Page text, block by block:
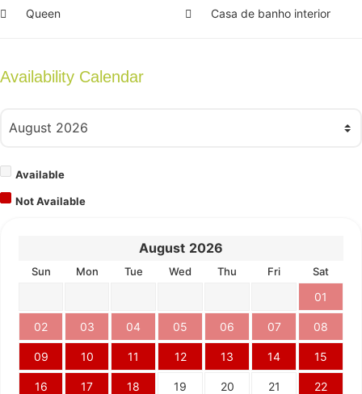
Queen
Casa de banho interior
Availability Calendar
Available
Not Available
August 2026
Sun Mon Tue Wed Thu Fri Sat
01
02 03 04 05 06 07 08
09 10 11 12 13 14 15
16 17 18 19 20 21 22